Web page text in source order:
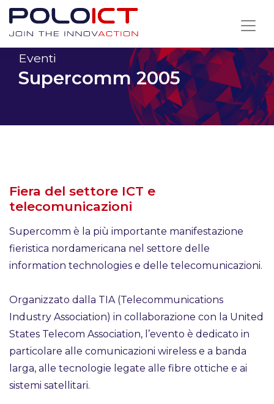
Skip
contentEventi
Supercomm 2005
Fiera del settore ICT e
telecomunicazioni
Supercomm è la più importante manifestazione
fieristica nordamericana nel settore delle
information technologies e delle telecomunicazioni.
Organizzato dalla TIA (Telecommunications
Industry Association) in collaborazione con la United
States Telecom Association, l’evento è dedicato in
particolare alle comunicazioni wireless e a banda
larga, alle tecnologie legate alle fibre ottiche e ai
sistemi satellitari.